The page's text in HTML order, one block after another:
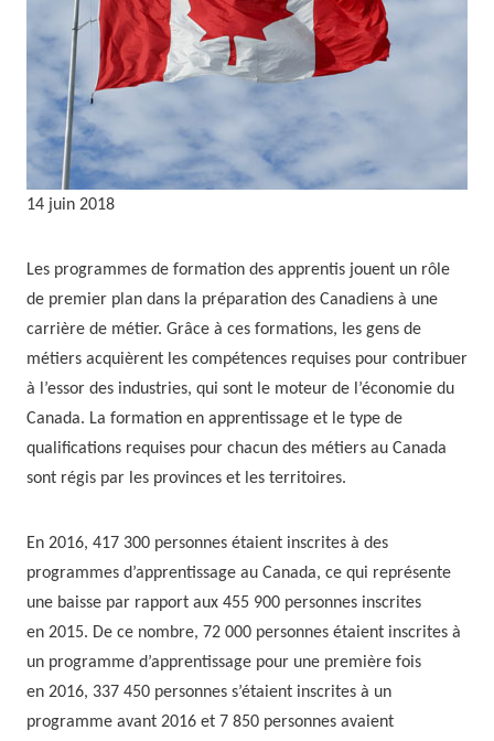
14 juin 2018
Les programmes de formation des apprentis jouent un rôle
de premier plan dans la préparation des Canadiens à une
carrière de métier. Grâce à ces formations, les gens de
métiers acquièrent les compétences requises pour contribuer
à l’essor des industries, qui sont le moteur de l’économie du
Canada. La formation en apprentissage et le type de
qualifications requises pour chacun des métiers au Canada
sont régis par les provinces et les territoires.
En 2016, 417 300 personnes étaient inscrites à des
programmes d’apprentissage au Canada, ce qui représente
une baisse par rapport aux 455 900 personnes inscrites
en 2015. De ce nombre, 72 000 personnes étaient inscrites à
un programme d’apprentissage pour une première fois
en 2016, 337 450 personnes s’étaient inscrites à un
programme avant 2016 et 7 850 personnes avaient